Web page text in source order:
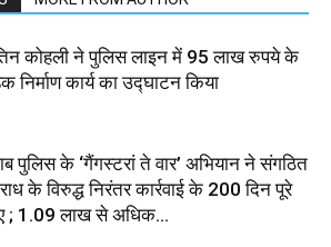
कोहली ने पुलिस लाइन में 95 लाख रुपये के
निर्माण कार्य का उद्घाटन किया
पुलिस के ‘गैंगस्टरां ते वार’ अभियान ने संगठित
के विरुद्ध निरंतर कार्रवाई के 200 दिन पूरे
; 1.09 लाख से अधिक...